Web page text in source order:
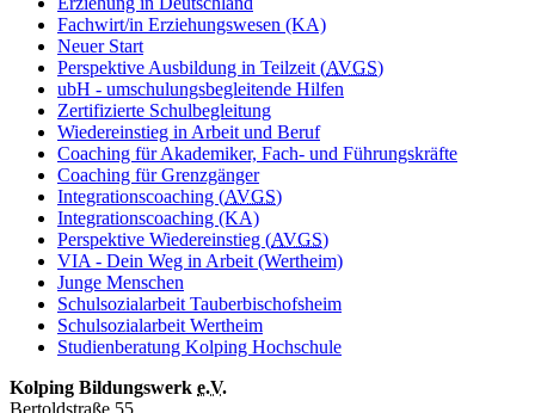
Fachwirt/in Erziehungswesen (KA)
Neuer Start
Perspektive Ausbildung in Teilzeit (AVGS)
ubH - umschulungsbegleitende Hilfen
Zertifizierte Schulbegleitung
Wiedereinstieg in Arbeit und Beruf
Coaching für Akademiker, Fach- und Führungskräfte
Coaching für Grenzgänger
Integrationscoaching (AVGS)
Integrationscoaching (KA)
Perspektive Wiedereinstieg (AVGS)
VIA - Dein Weg in Arbeit (Wertheim)
Junge Menschen
Schulsozialarbeit Tauberbischofsheim
Schulsozialarbeit Wertheim
Studienberatung Kolping Hochschule
Kolping Bildungswerk e.V.
Bertoldstraße 55